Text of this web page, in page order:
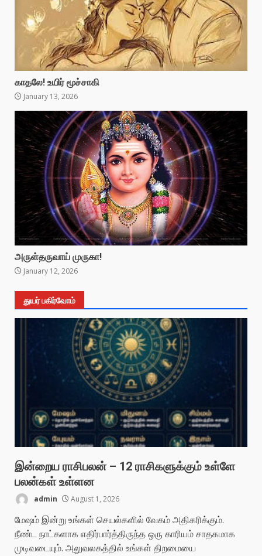
காதலே! உயிர் மூச்சாகி
January 13, 2026
அருள்தருவாய் முருகா!
January 12, 2026
துயர் பகிர்வோம்
இன்றைய ராசிபலன் – 12 ராசிகளுக்கும் உள்ளே
பலன்கள் உள்ளன
admin August 1, 2026
மேஷம் இன்று உங்கள் செயல்களில் வேகம் அதிகரிக்கும்.
நீண்ட நாட்களாக எதிர்பார்த்திருந்த ஒரு காரியம் சாதகமாக
முடிவடையும். அலுவலகத்தில் உங்கள் திறமையை